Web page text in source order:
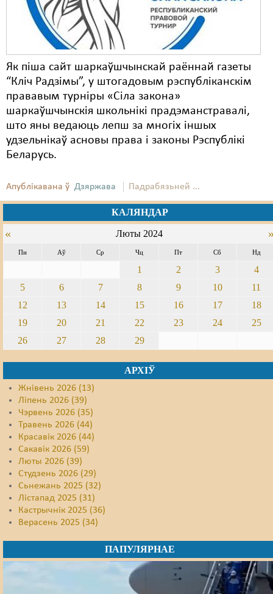
Як піша сайт шаркаўшчынскай раённай газеты
“Кліч Радзімы”, у штогадовым рэспубліканскім
прававым турніры «Сіла закона»
шаркаўшчынскія школьнікі прадэманстравалі,
што яны ведаюць лепш за многіх іншых
удзельнікаў асновы права і законы Рэспублікі
Беларусь.
Апублікавана ў Дзяржава Падрабязьней ...
КАЛЯНДАР
« Люты 2024
Пн Аў Ср Чц Пт Сб Нд
1 2 3
4
5
6 7 8 9 10
11
12
13 14 15 16 17
18
19
20 21 22 23 24
25
26
27 28 29
АРХІЎ
Жнівень 2026 (13)
Ліпень 2026 (39)
Чэрвень 2026 (35)
Травень 2026 (44)
Красавік 2026 (44)
Сакавік 2026 (59)
Люты 2026 (39)
Студзень 2026 (29)
Сьнежань 2025 (32)
Лістапад 2025 (31)
Кастрычнік 2025 (36)
Верасень 2025 (34)
ПАПУЛЯРНАЕ